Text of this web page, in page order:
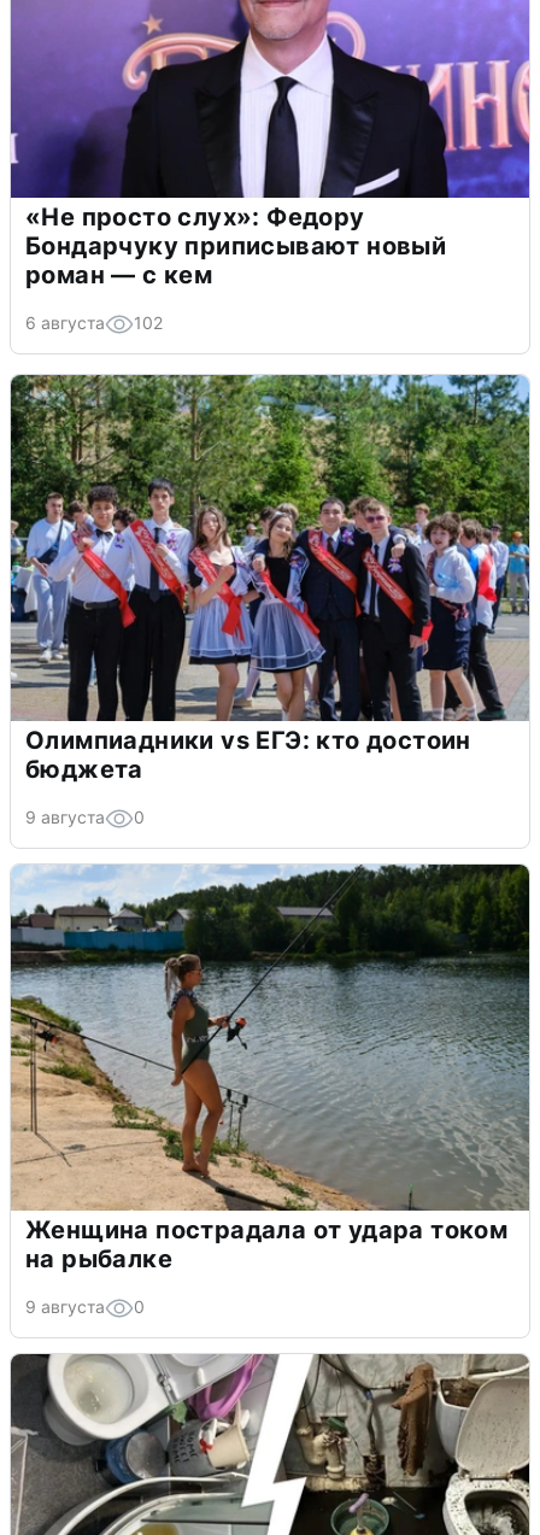
«Не просто слух»: Федору
Бондарчуку приписывают новый
роман — с кем
6 августа 102
Олимпиадники vs ЕГЭ: кто достоин
бюджета
9 августа 0
Женщина пострадала от удара током
на рыбалке
9 августа 0